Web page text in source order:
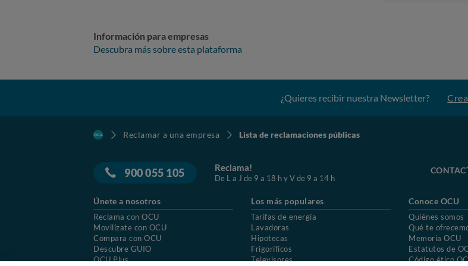
Información para empresas
Descubra más sobre esta plataforma
¿Quieres recibir nuestra Newsletter?
Reclamar a una empresa Lista de reclamaciones públicas
900 055 105 Reclama!
De L a J de 9 a 18 h y V de 9 a 14 h
Únete a nosotros
Reclama con OCU
Movilízate con OCU
Compara con OCU
Descubre GUIO
OCU Plus
Los más populares
Tarifas de energía
Lavadoras
Hipotecas
Frigoríficos
Televisores
Conoce OCU
Quiénes somos
Qué te
Memoria OCU
Estatutos de
Código ético